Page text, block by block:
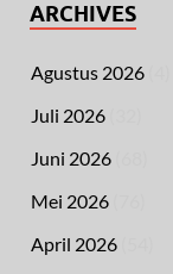
ARCHIVES
Agustus 2026
Juli 2026
Juni 2026
Mei 2026
April 2026